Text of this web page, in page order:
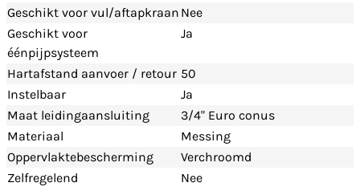
Geschikt voor vul/aftapkraan Nee
Geschikt voor
éénpijpsysteem
Ja
Hartafstand aanvoer / retour 50
Instelbaar
Ja
Maat leidingaansluiting
3/4" Euro conus
Materiaal
Messing
Oppervlaktebescherming
Verchroomd
Zelfregelend
Nee